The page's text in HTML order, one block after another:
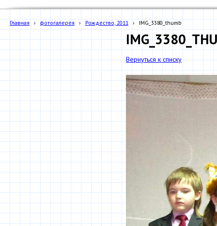
Главная › фотогалерея › Рождество, 2011 › IMG_3380_thumb
Вернуться к списку